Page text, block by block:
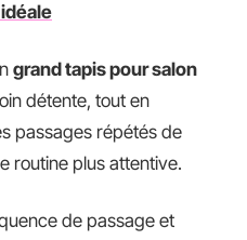
grand tapis pour salon
détente, tout en
passages répétés de
routine plus attentive.
de passage et